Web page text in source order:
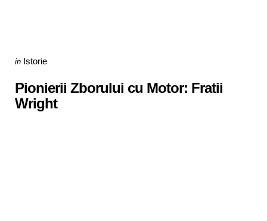
Categories
Posted
in Istorie
Pionierii Zborului cu Motor: Fratii
Wright